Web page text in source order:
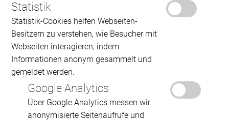
Statistik
Statistik-Cookies helfen Webseiten-
Besitzern zu verstehen, wie Besucher mit
Webseiten interagieren, indem
Informationen anonym gesammelt und
gemeldet werden.
Google Analytics
Über Google Analytics messen wir
anonymisierte Seitenaufrufe und